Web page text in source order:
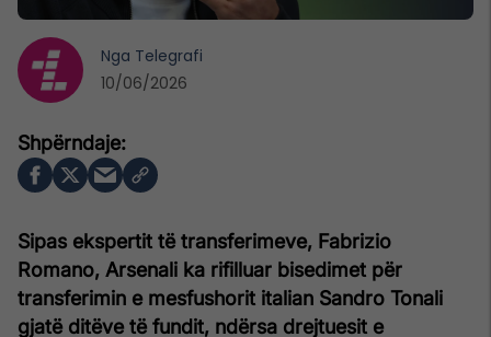
Sipas ekspertit të transferimeve, Fabrizio
Romano, Arsenali ka rifilluar bisedimet për
transferimin e mesfushorit italian Sandro Tonali
gjatë ditëve të fundit, ndërsa drejtuesit e
Nga Telegrafi
10/06/2026